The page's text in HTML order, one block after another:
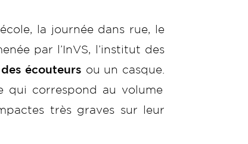
la journée dans rue, le
par l’InVS, l’institut des
écouteurs ou un casque.
qui correspond au volume
très graves sur leur